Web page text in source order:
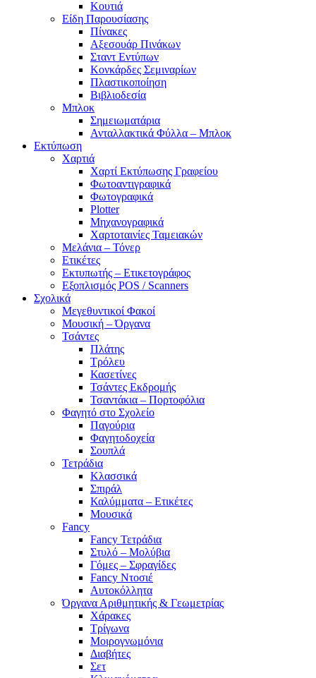
Κουτιά
Είδη Παρουσίασης
Πίνακες
Αξεσουάρ Πινάκων
Σταντ Εντύπων
Κονκάρδες Σεμιναρίων
Πλαστικοποίηση
Βιβλιοδεσία
Μπλοκ
Σημειωματάρια
Ανταλλακτικά Φύλλα – Μπλοκ
Εκτύπωση
Χαρτιά
Χαρτί Εκτύπωσης Γραφείου
Φωτοαντιγραφικά
Φωτογραφικά
Plotter
Μηχανογραφικά
Χαρτοταινίες Ταμειακών
Μελάνια – Τόνερ
Ετικέτες
Εκτυπωτής – Ετικετογράφος
Εξοπλισμός POS / Scanners
Σχολικά
Μεγεθυντικοί Φακοί
Μουσική – Όργανα
Τσάντες
Πλάτης
Τρόλευ
Κασετίνες
Τσάντες Εκδρομής
Τσαντάκια – Πορτοφόλια
Φαγητό στο Σχολείο
Παγούρια
Φαγητοδοχεία
Σουπλά
Τετράδια
Κλασσικά
Σπιράλ
Καλύμματα – Ετικέτες
Μουσικά
Fancy
Fancy Τετράδια
Στυλό – Μολύβια
Γόμες – Σφραγίδες
Fancy Ντοσιέ
Αυτοκόλλητα
Όργανα Αριθμητικής & Γεωμετρίας
Χάρακες
Τρίγωνα
Mοιρογνωμόνια
Διαβήτες
Σετ